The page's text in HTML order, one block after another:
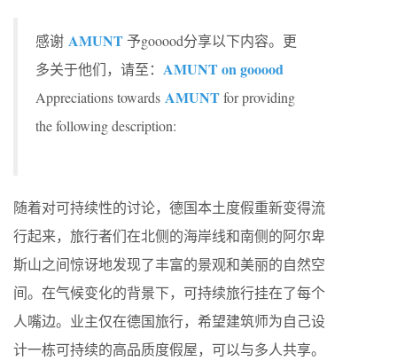
感谢 AMUNT予gooood分享以下内容。更
多关于他们，请至： AMUNT on gooood
Appreciations towards AMUNTfor providing
the following description:
随着对可持续性的讨论，德国本土度假重新变得流
行起来，旅行者们在北侧的海岸线和南侧的阿尔卑
斯山之间惊讶地发现了丰富的景观和美丽的自然空
间。在气候变化的背景下，可持续旅行挂在了每个
人嘴边。业主仅在德国旅行，希望建筑师为自己设
计一栋可持续的高品质度假屋，可以与多人共享。